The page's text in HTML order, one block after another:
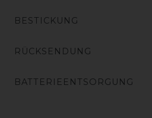
BESTICKUNG
RÜCKSENDUNG
BATTERIEENTSORGUNG